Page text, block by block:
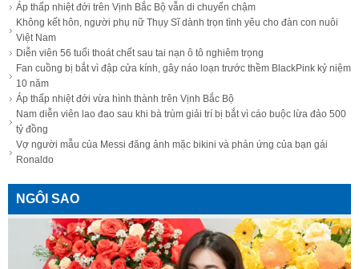
Áp thấp nhiệt đới trên Vịnh Bắc Bộ vẫn di chuyển chậm
Không kết hôn, người phụ nữ Thụy Sĩ dành trọn tình yêu cho đàn con nuôi
Việt Nam
Diễn viên 56 tuổi thoát chết sau tai nạn ô tô nghiêm trọng
Fan cuồng bị bắt vì đập cửa kính, gây náo loạn trước thềm BlackPink kỷ niệm
10 năm
Áp thấp nhiệt đới vừa hình thành trên Vịnh Bắc Bộ
Nam diễn viên lao đao sau khi bà trùm giải trí bị bắt vì cáo buộc lừa đảo 500
tỷ đồng
Vợ người mẫu của Messi đăng ảnh mặc bikini và phản ứng của bạn gái
Ronaldo
NGÔI SAO